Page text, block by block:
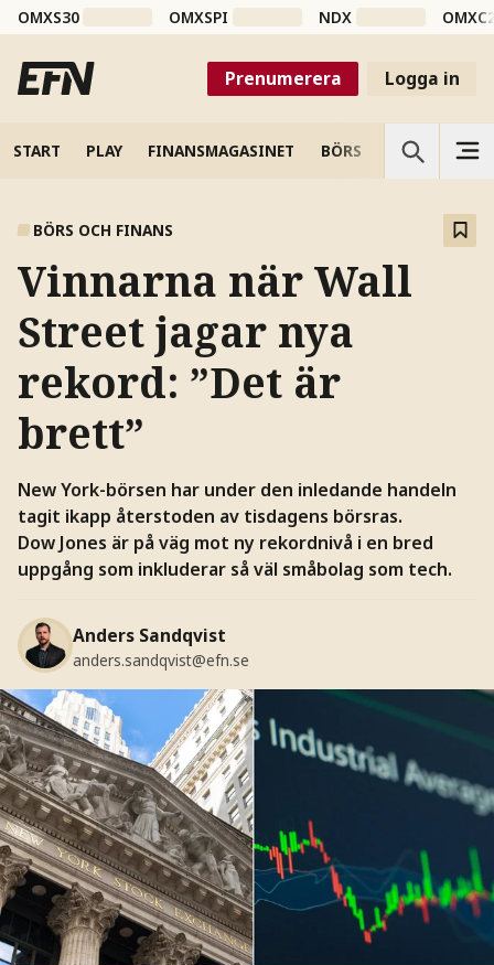
OMXS30 OMXSPI NDX
Prenumerera Logga in
START PLAY FINANSMAGASINET BÖRS VETENSKAP
BÖRS OCH FINANS
Vinnarna när Wall
Street jagar nya
rekord: ”Det är
brett”
New York-börsen har under den inledande handeln
tagit ikapp återstoden av tisdagens börsras.
Dow Jones är på väg mot ny rekordnivå i en bred
uppgång som inkluderar så väl småbolag som tech.
Anders Sandqvist
anders.sandqvist@efn.se